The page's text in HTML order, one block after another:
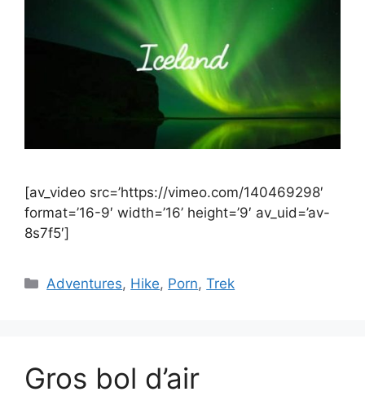
[av_video src=’https://vimeo.com/140469298′
format=’16-9′ width=’16’ height=’9′ av_uid=’av-
8s7f5′]
Catégories
Adventures, Hike, Porn,Trek
Gros bol d’air